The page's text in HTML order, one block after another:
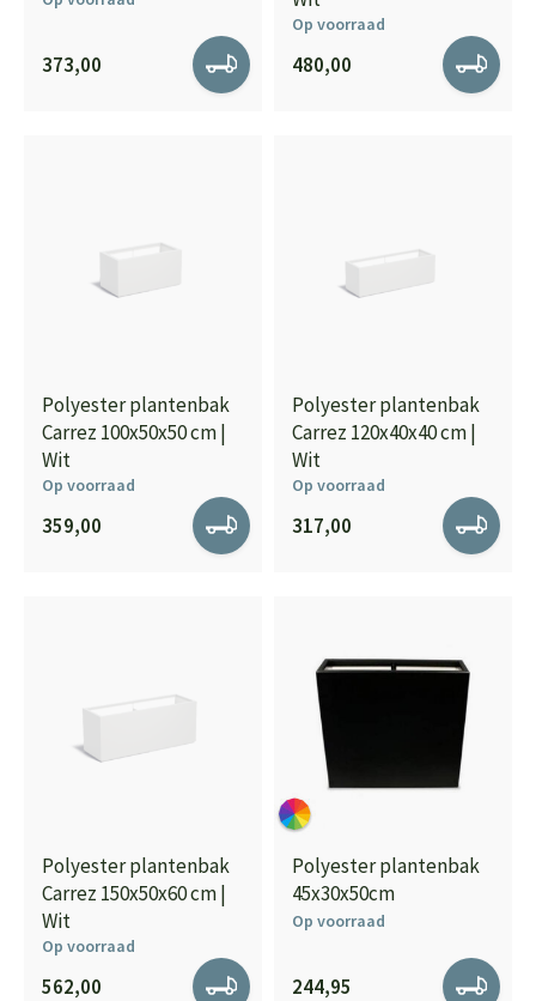
373,00
Op voorraad
480,00
Polyester plantenbak
Carrez 100x50x50 cm |
Wit
Op voorraad
359,00
Polyester plantenbak
Carrez 120x40x40 cm |
Wit
Op voorraad
317,00
Polyester plantenbak
Carrez 150x50x60 cm |
Wit
Op voorraad
562,00
Polyester plantenbak
45x30x50cm
Op voorraad
244,95